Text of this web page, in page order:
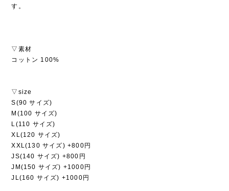
す。
▽素材
コットン 100%
▽size
S(90 サイズ)
M(100 サイズ)
L(110 サイズ)
XL(120 サイズ)
XXL(130 サイズ) +800円
JS(140 サイズ) +800円
JM(150 サイズ) +1000円
JL(160 サイズ) +1000円